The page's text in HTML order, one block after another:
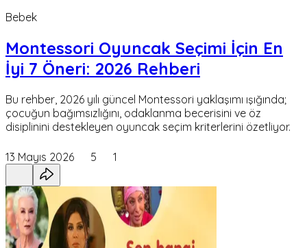
Bebek
Montessori Oyuncak Seçimi İçin En
İyi 7 Öneri: 2026 Rehberi
Bu rehber, 2026 yılı güncel Montessori yaklaşımı ışığında;
çocuğun bağımsızlığını, odaklanma becerisini ve öz
disiplinini destekleyen oyuncak seçim kriterlerini özetliyor.
13 Mayıs 2026 5 1